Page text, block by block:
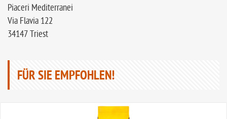
Piaceri Mediterranei
Via Flavia 122
34147 Triest
FÜR SIE EMPFOHLEN!